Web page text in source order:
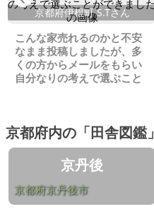
京都府伊根町 S.Tさん
こんな家売れるのかと不安
なまま投稿しましたが、多
くの方からメールをもらい
自分なりの考えで選ぶこと
京都府内の「田舎図鑑」
京丹後
京都府京丹後市